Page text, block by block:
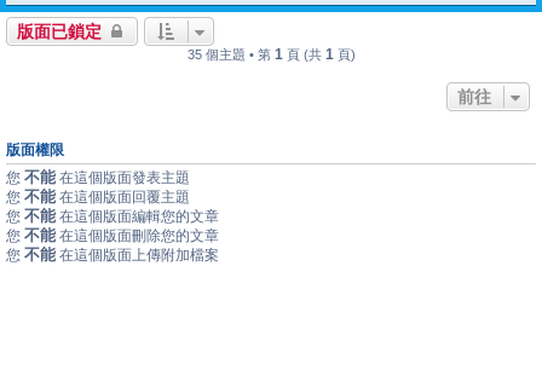
版面已鎖定
35 個主題 • 第 1 頁 (共 1 頁)
前往
版面權限
您 不能 在這個版面發表主題
您 不能 在這個版面回覆主題
您 不能 在這個版面編輯您的文章
您 不能 在這個版面刪除您的文章
您 不能 在這個版面上傳附加檔案